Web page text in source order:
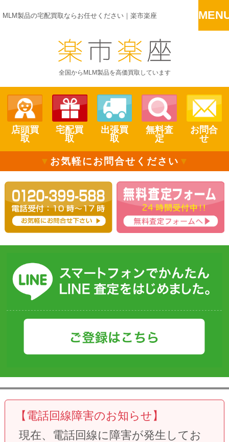
MLM製品の宅配買取ならお任せください｜楽市楽座
全国からMLM製品を高価買取しています
店頭買
取
宅配買
取
出張買
取
無料査
定
お問合
せ
▼ お気軽にお問合せください ▼
【電話回線障害のお知らせ】
現在、電話回線に障害が発生してお